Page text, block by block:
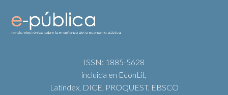
ISSN: 1885-5628
incluida en EconLit,
Latindex, DICE, PROQUEST, EBSCO